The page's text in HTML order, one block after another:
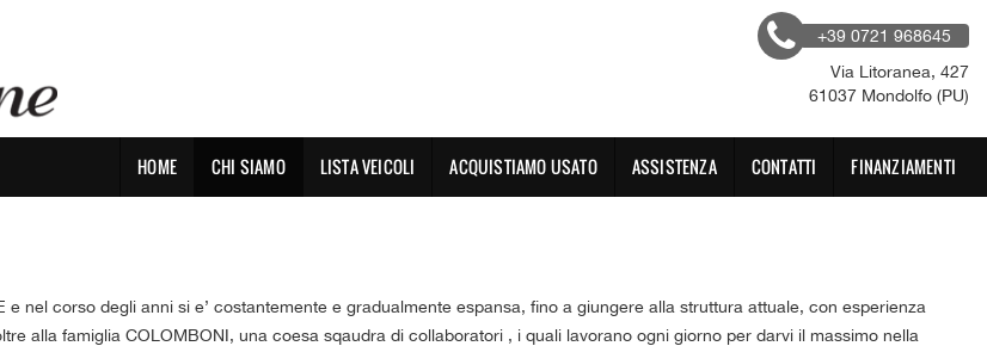
+39 0721 968645
Via Litoranea, 427
61037 Mondolfo (PU)
HOME CHI SIAMO LISTA VEICOLI ACQUISTIAMO USATO ASSISTENZA CONTATTI FINANZIAMENTI
e nel corso degli anni si e’ costantemente e gradualmente espansa, fino a giungere alla struttura attuale, con esperienza
alla famiglia COLOMBONI, una coesa sqaudra di collaboratori , i quali lavorano ogni giorno per darvi il massimo nella